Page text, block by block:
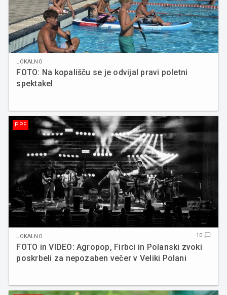
LOKALNO
FOTO: Na kopališču se je odvijal pravi poletni
spektakel
PPF
LOKALNO 10 chat_bubble_outline
FOTO in VIDEO: Agropop, Firbci in Polanski zvoki
poskrbeli za nepozaben večer v Veliki Polani